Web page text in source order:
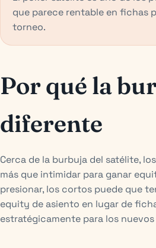
que parece rentable en fichas
torneo.
Por qué la
diferente
Cerca de la burbuja del satélite,
más que intimidar para ganar
presionar, los cortos puede que
equity de asiento en lugar de
estratégicamente para los